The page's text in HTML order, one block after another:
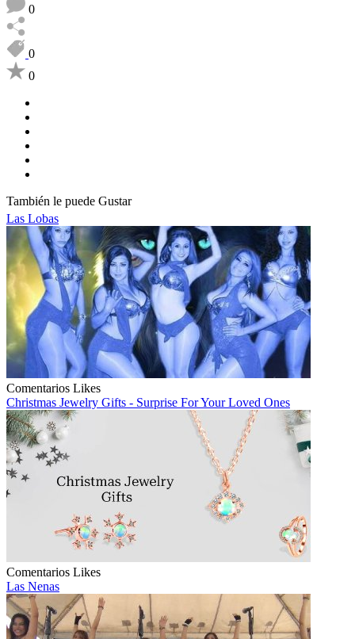
0
0
0
También le puede Gustar
Las Lobas
Comentarios Likes
Christmas Jewelry Gifts - Surprise For Your Loved Ones
Comentarios Likes
Las Nenas